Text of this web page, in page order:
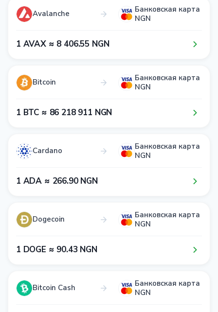
Avalanche
Банковская карта
NGN
1​ AVAX ≈ 8​ 4​0​6​.5​5​ NGN
Bitcoin
Банковская карта
NGN
1​ BTC ≈ 8​6​ 2​1​8​ 9​1​1​ NGN
Cardano
Банковская карта
NGN
1​ ADA ≈ 2​6​6​.9​0​ NGN
Dogecoin
Банковская карта
NGN
1​ DOGE ≈ 9​0​.4​3​ NGN
Bitcoin Cash
Банковская карта
NGN